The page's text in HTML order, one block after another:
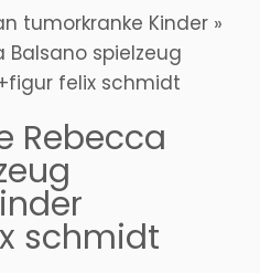
tumorkranke Kinder »
Balsano spielzeug
felix schmidt
Rebecca
schmidt